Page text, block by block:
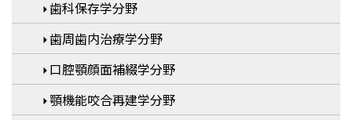
歯科保存学分野
歯周歯内治療学分野
口腔顎顔面補綴学分野
顎機能咬合再建学分野